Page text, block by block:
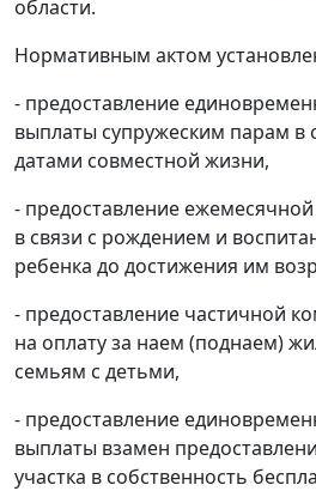
области.
Нормативным актом
- предоставление
выплаты супружеским парам в
датами совместной жизни,
- предоставление
в связи с рождением и
ребенка до достижения им
- предоставление частичной
на оплату за наем (поднаем)
семьям с детьми,
- предоставление
выплаты взамен
участка в собственность